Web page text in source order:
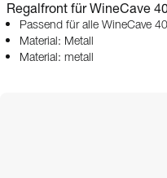
Regalfront für WineCave
Passend für alle WineCave 40
Material: Metall
Material: metall